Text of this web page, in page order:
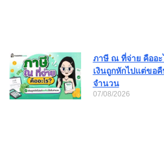
ภาษี ณ ที่จ่าย คืออะ
เงินถูกหักไปแต่ขอคื
จำนวน
07/08/2026